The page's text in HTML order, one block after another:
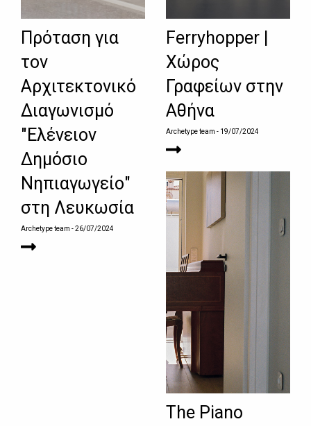
Πρόταση για
τον
Αρχιτεκτονικό
Διαγωνισμό
"Ελένειον
Δημόσιο
Νηπιαγωγείο"
στη Λευκωσία
Archetype team - 26/07/2024
Ferryhopper |
Χώρος
Γραφείων στην
Αθήνα
Archetype team - 19/07/2024
The Piano